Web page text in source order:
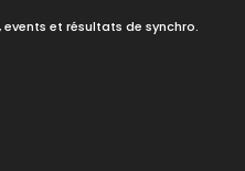
et résultats de synchro.